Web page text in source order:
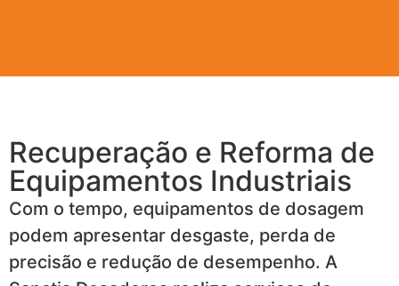
Recuperação e Reforma de
Equipamentos Industriais
Com o tempo, equipamentos de dosagem
podem apresentar desgaste, perda de
precisão e redução de desempenho. A